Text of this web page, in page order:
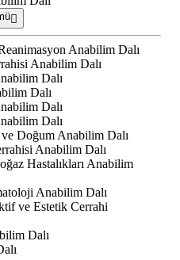
Anabilim Dalı
Anabilim Dalı
Dalı
Dalı
Dalı
Dalı
ve Doğum Anabilim Dalı
Anabilim Dalı
Hastalıkları Anabilim
Anabilim Dalı
ve Estetik Cerrahi
Dalı